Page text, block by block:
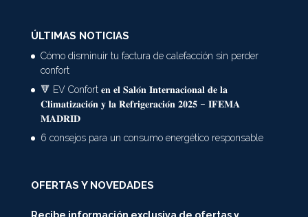
ÚLTIMAS NOTICIAS
Cómo disminuir tu factura de calefacción sin perder
confort
🔻 EV Confort 𝐞𝐧 𝐞𝐥 𝐒𝐚𝐥𝐨́𝐧 𝐈𝐧𝐭𝐞𝐫𝐧𝐚𝐜𝐢𝐨𝐧𝐚𝐥 𝐝𝐞 𝐥𝐚
𝐂𝐥𝐢𝐦𝐚𝐭𝐢𝐳𝐚𝐜𝐢𝐨́𝐧 𝐲 𝐥𝐚 𝐑𝐞𝐟𝐫𝐢𝐠𝐞𝐫𝐚𝐜𝐢𝐨́𝐧 𝟐𝟎𝟐𝟓 – 𝐈𝐅𝐄𝐌𝐀
𝐌𝐀𝐃𝐑𝐈𝐃
6 consejos para un consumo energético responsable
OFERTAS Y NOVEDADES
Recibe información exclusiva de ofertas y